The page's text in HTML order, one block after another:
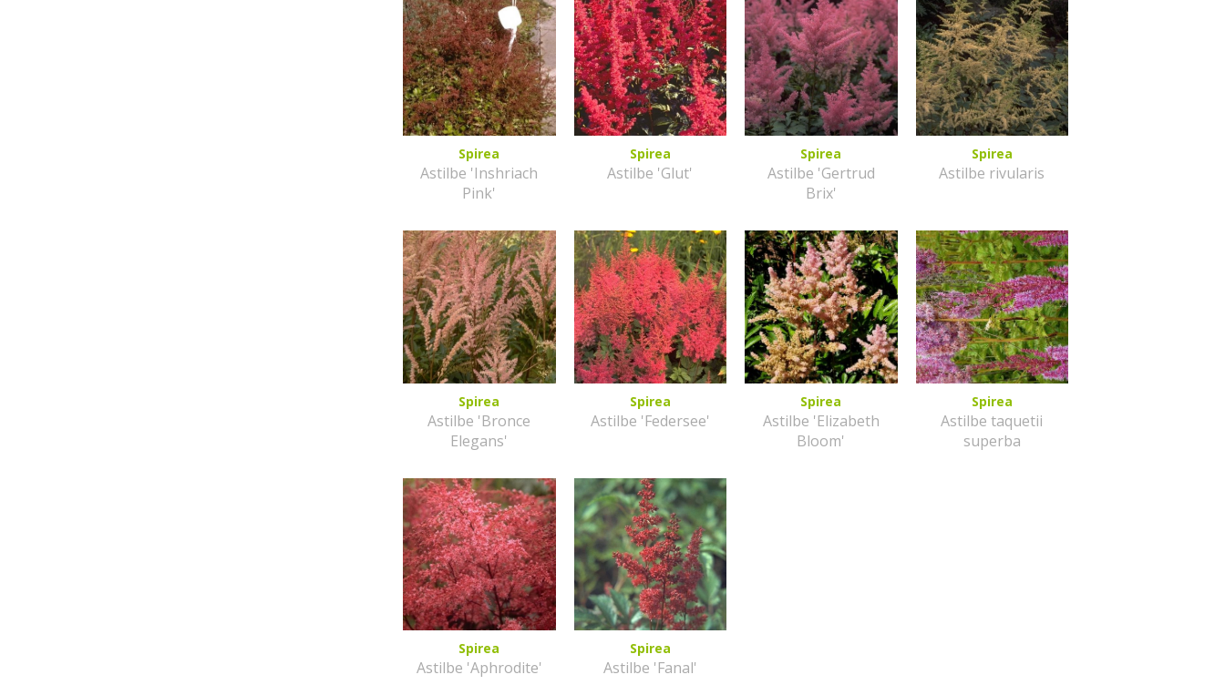
Spirea
Astilbe 'Inshriach
Pink'
Spirea
Astilbe 'Glut'
Spirea
Astilbe 'Gertrud
Brix'
Spirea
Astilbe rivularis
Spirea
Astilbe 'Bronce
Elegans'
Spirea
Astilbe 'Federsee'
Spirea
Astilbe 'Elizabeth
Bloom'
Spirea
Astilbe taquetii
superba
Spirea
Astilbe 'Aphrodite'
Spirea
Astilbe 'Fanal'